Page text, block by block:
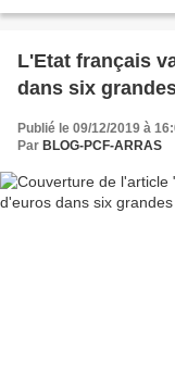
L'Etat français
dans six
Publié le 09/12/2019 à
Par BLOG-PCF-ARRAS